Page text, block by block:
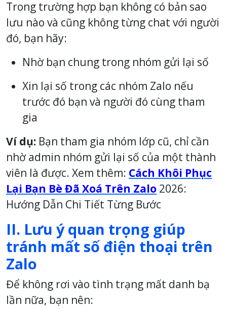
Trong trường hợp bạn không có bản sao
lưu nào và cũng không từng chat với người
đó, bạn hãy:
Nhờ bạn chung trong nhóm gửi lại số
Xin lại số trong các nhóm Zalo nếu
trước đó bạn và người đó cùng tham
gia
Ví dụ: Bạn tham gia nhóm lớp cũ, chỉ cần
nhờ admin nhóm gửi lại số của một thành
viên là được. Xem thêm: Cách Khôi Phục
Lại Bạn Bè Đã Xoá Trên Zalo 2026:
Hướng Dẫn Chi Tiết Từng Bước
II. Lưu ý quan trọng giúp
tránh mất số điện thoại trên
Zalo
Để không rơi vào tình trạng mất danh bạ
lần nữa, bạn nên: